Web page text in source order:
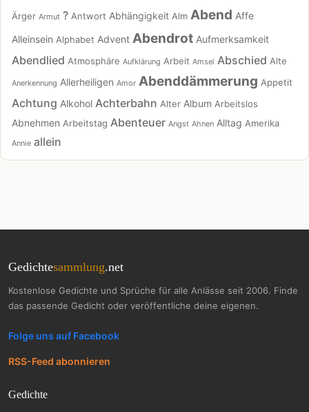
Ärger Armut ? Antwort Abhängigkeit Alm Abend Affe
Alleinsein Alphabet Advent Abendrot Aufmerksamkeit
Abendlied Atmosphäre Aufklärung Arbeit Amsel Abschied Alte
Anerkennung Allerheiligen Amor Abenddämmerung Appetit
Achtung Alkohol Achterbahn Alter Album Arbeitslos
Abnehmen Arbeitstag Abenteuer Angst Ahnen Alltag Amerika
Annie allein
Gedichtesammlung.net
Kostenlose Gedichte und Sprüche für alle Anlässe seit 2006. Finde
das passende Gedicht oder veröffentliche deine eigenen.
Folge uns auf Facebook
RSS-Feed abonnieren
Gedichte